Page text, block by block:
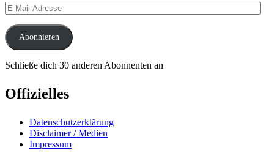
E-
Mail-
Adresse
Abonnieren
Schließe dich 30 anderen Abonnenten an
Offizielles
Datenschutzerklärung
Disclaimer / Medien
Impressum